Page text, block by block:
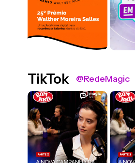
TikTok @RedeMagic